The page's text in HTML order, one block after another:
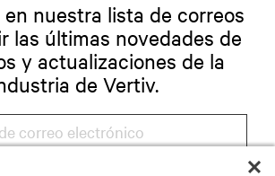
en nuestra lista de correos
las últimas novedades de
y actualizaciones de la
de Vertiv.